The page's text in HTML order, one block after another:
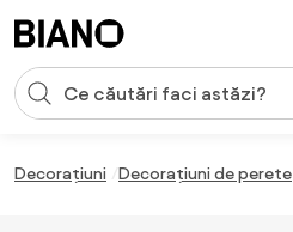
Introducerea căutării
Decorațiuni Decorațiuni de perete